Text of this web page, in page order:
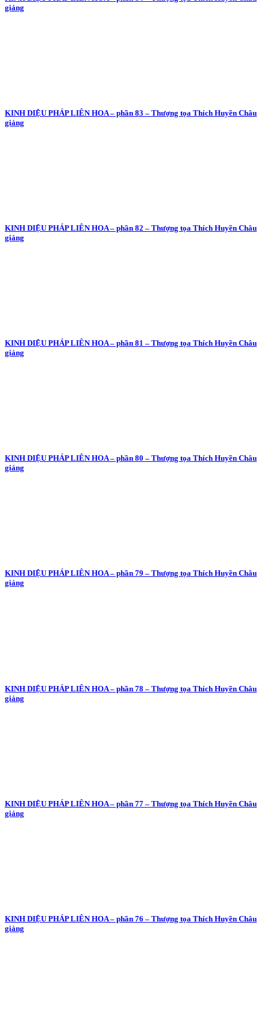
giảng
KINH DIỆU PHÁP LIÊN HOA – phần 83 – Thượng tọa Thích Huyền Châu
giảng
KINH DIỆU PHÁP LIÊN HOA – phần 82 – Thượng tọa Thích Huyền Châu
giảng
KINH DIỆU PHÁP LIÊN HOA – phần 81 – Thượng tọa Thích Huyền Châu
giảng
KINH DIỆU PHÁP LIÊN HOA – phần 80 – Thượng tọa Thích Huyền Châu
giảng
KINH DIỆU PHÁP LIÊN HOA – phần 79 – Thượng tọa Thích Huyền Châu
giảng
KINH DIỆU PHÁP LIÊN HOA – phần 78 – Thượng tọa Thích Huyền Châu
giảng
KINH DIỆU PHÁP LIÊN HOA – phần 77 – Thượng tọa Thích Huyền Châu
giảng
KINH DIỆU PHÁP LIÊN HOA – phần 76 – Thượng tọa Thích Huyền Châu
giảng